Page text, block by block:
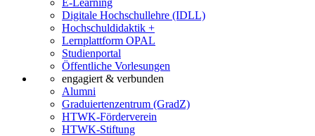
Digitale Hochschullehre (IDLL)
Hochschuldidaktik +
Lernplattform OPAL
Studienportal
Öffentliche Vorlesungen
engagiert & verbunden
Alumni
Graduiertenzentrum (GradZ)
HTWK-Förderverein
HTWK-Stiftung